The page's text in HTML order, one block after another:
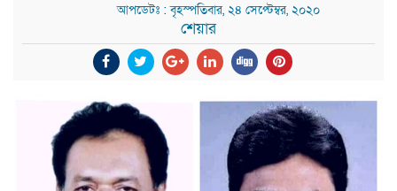
আপডেটঃ : বৃহস্পতিবার, ২৪ সেপ্টেম্বর, ২০২০
শেয়ার